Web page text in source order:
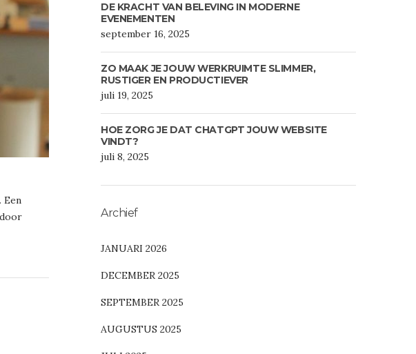
Een
DE KRACHT VAN BELEVING IN MODERNE
EVENEMENTEN
september 16, 2025
ZO MAAK JE JOUW WERKRUIMTE SLIMMER,
RUSTIGER EN PRODUCTIEVER
juli 19, 2025
HOE ZORG JE DAT CHATGPT JOUW WEBSITE
VINDT?
juli 8, 2025
Archief
JANUARI 2026
DECEMBER 2025
SEPTEMBER 2025
AUGUSTUS 2025